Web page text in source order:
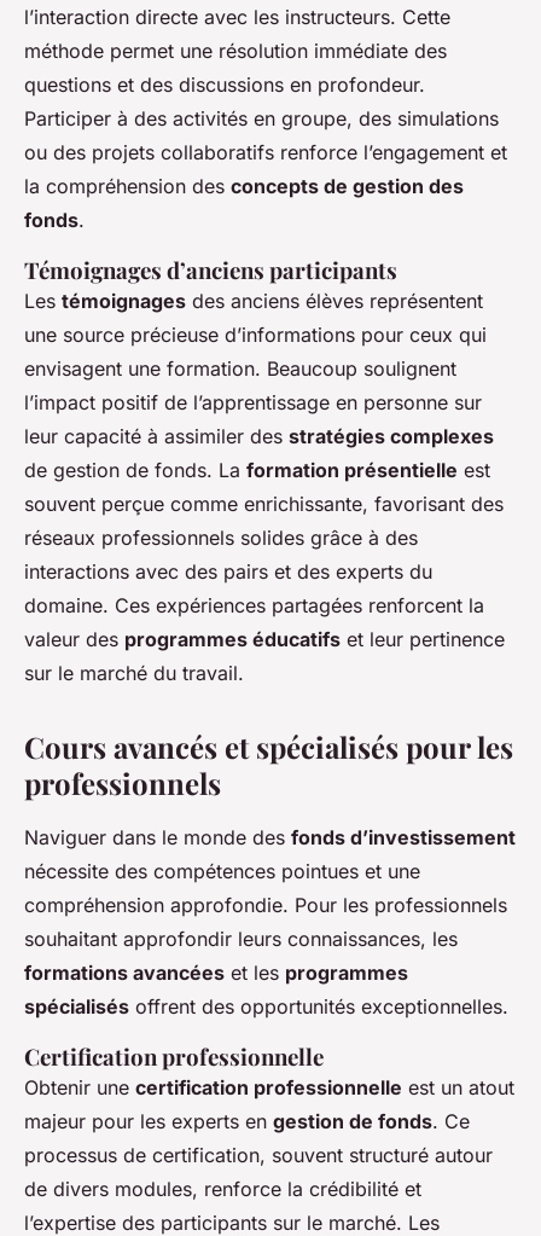
l’interaction directe avec les instructeurs. Cette
méthode permet une résolution immédiate des
questions et des discussions en profondeur.
Participer à des activités en groupe, des simulations
ou des projets collaboratifs renforce l’engagement et
la compréhension des concepts de gestion des
fonds.
Témoignages d’anciens participants
Les témoignages des anciens élèves représentent
une source précieuse d’informations pour ceux qui
envisagent une formation. Beaucoup soulignent
l’impact positif de l’apprentissage en personne sur
leur capacité à assimiler des stratégies complexes
de gestion de fonds. La formation présentielle est
souvent perçue comme enrichissante, favorisant des
réseaux professionnels solides grâce à des
interactions avec des pairs et des experts du
domaine. Ces expériences partagées renforcent la
valeur des programmes éducatifs et leur pertinence
sur le marché du travail.
Cours avancés et spécialisés pour les
professionnels
Naviguer dans le monde des fonds d’investissement
nécessite des compétences pointues et une
compréhension approfondie. Pour les professionnels
souhaitant approfondir leurs connaissances, les
formations avancées et les programmes
spécialisés offrent des opportunités exceptionnelles.
Certification professionnelle
Obtenir une certification professionnelle est un atout
majeur pour les experts en gestion de fonds. Ce
processus de certification, souvent structuré autour
de divers modules, renforce la crédibilité et
l’expertise des participants sur le marché. Les